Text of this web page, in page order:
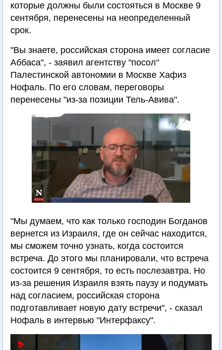
которые должны были состояться в Москве 9
сентября, перенесены на неопределенный
срок.
"Вы знаете, российская сторона имеет согласие
Аббаса", - заявил агентству "посол"
Палестинской автономии в Москве Хафиз
Нофаль. По его словам, переговоры
перенесены "из-за позиции Тель-Авива".
"Мы думаем, что как только господин Богданов
вернется из Израиля, где он сейчас находится,
мы сможем точно узнать, когда состоится
встреча. До этого мы планировали, что встреча
состоится 9 сентября, то есть послезавтра. Но
из-за решения Израиля взять паузу и подумать
над согласием, российская сторона
подготавливает новую дату встречи", - сказал
Нофаль в интервью "Интерфаксу".